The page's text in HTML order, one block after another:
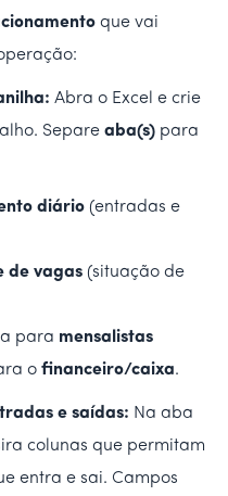
que vai
Abra o Excel e crie
Separe aba(s) para
diário (entradas e
de vagas (situação de
para mensalistas
o financeiro/caixa.
e saídas: Na aba
colunas que permitam
entra e sai. Campos